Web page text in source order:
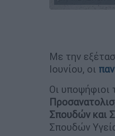
Με την
Ιουνίου, οι
Οι υποψήφιοι
Σπουδών και
Σπουδών